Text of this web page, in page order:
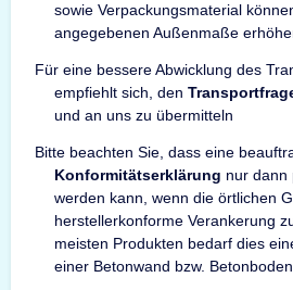
sowie Verpackungsmaterial
angegebenen Außenmaße
Für eine bessere Abwicklung des
empfiehlt sich, den
und an uns zu übermitteln
Bitte beachten Sie, dass eine
Konformitätserklärung nur dann
werden kann, wenn die örtlichen
herstellerkonforme Verankerung
meisten Produkten bedarf dies
einer Betonwand bzw.